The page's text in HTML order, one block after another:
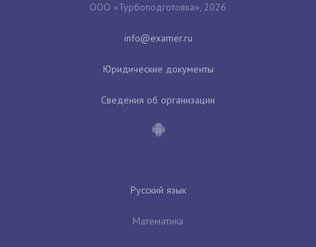
ООО «Турбоподготовка», 2026
Юридические документы
Сведения об организации
Русский язык
Математика